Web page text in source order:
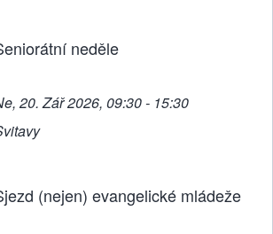
neděle
20. Zář 2026, 09:30 - 15:30
(nejen) evangelické mládeže